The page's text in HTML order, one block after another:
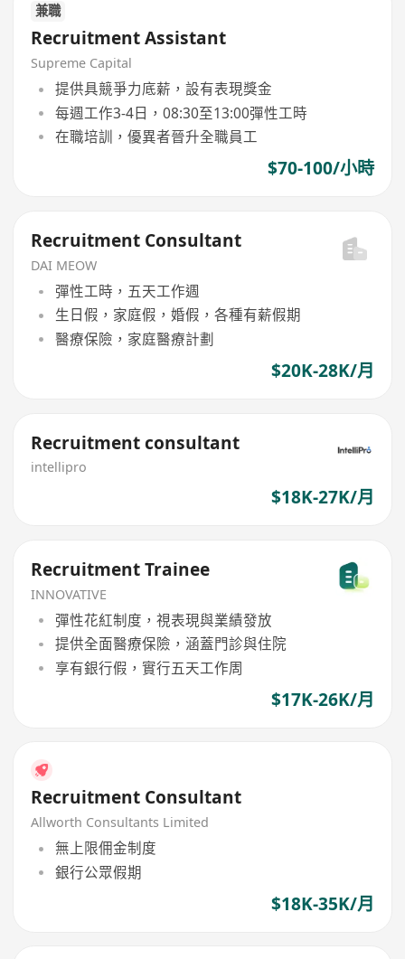
兼職
Recruitment Assistant
Supreme Capital
提供具競爭力底薪，設有表現獎金
每週工作3-4日，08:30至13:00彈性工時
在職培訓，優異者晉升全職員工
$70-100/小時
Recruitment Consultant
DAI MEOW
彈性工時，五天工作週
生日假，家庭假，婚假，各種有薪假期
醫療保險，家庭醫療計劃
$20K-28K/月
Recruitment consultant
intellipro
$18K-27K/月
Recruitment Trainee
INNOVATIVE
彈性花紅制度，視表現與業績發放
提供全面醫療保險，涵蓋門診與住院
享有銀行假，實行五天工作周
$17K-26K/月
Recruitment Consultant
Allworth Consultants Limited
無上限佣金制度
銀行公眾假期
$18K-35K/月